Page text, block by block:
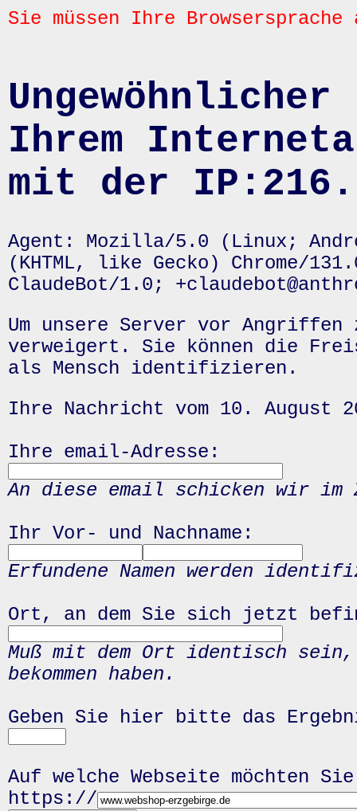
Sie müssen Ihre
Ihrem
mit der
Agent: Mozilla/5.0 (Linux;
(KHTML, like Gecko) Chrome/
ClaudeBot/1.0;
Um unsere Server vor
verweigert. Sie können die
als Mensch identifizieren.
Ihre Nachricht vom 10. August
Ihre email-Adresse:
An diese email schicken wir
Ihr Vor- und Nachname:
Erfundene Namen werden
Ort, an dem Sie sich jetzt
Muß mit dem Ort identisch
bekommen haben.
Geben Sie hier bitte das
Auf welche Webseite möchten
https://